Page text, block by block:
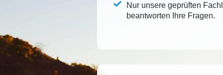
Nur unsere geprüften
beantworten Ihre Fragen.